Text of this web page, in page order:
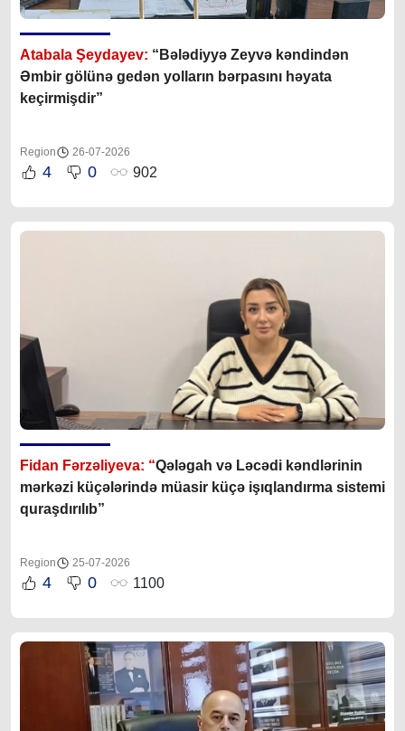
Atabala Şeydayev: “Bələdiyyə Zeyvə kəndindən
Əmbir gölünə gedən yolların bərpasını həyata
keçirmişdir”
Region 26-07-2026
4 0 902
Fidan Fərzəliyeva: “Qələgah və Ləcədi kəndlərinin
mərkəzi küçələrində müasir küçə işıqlandırma sistemi
quraşdırılıb”
Region 25-07-2026
4 0 1100